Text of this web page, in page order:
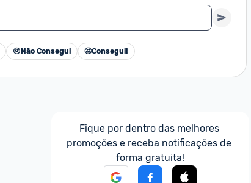
😢 Não Consegui 🤩Consegui!
Fique por dentro das melhores
promoções e receba notificações de
forma gratuita!